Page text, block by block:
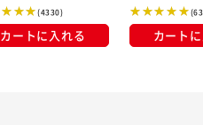
(4330)
カートに入れる カート